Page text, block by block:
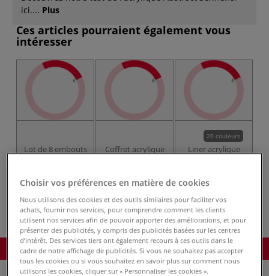
ici.... Plus
Ces articles pourraient également vous
intéresser
Lot de 8 embouts
Abstract de
Coffret acrylique
Abstract de
20 couleurs
Liner acrylique
Abstract de
Commander le produit
Choisir vos préférences en matière de cookies
Nous utilisons des cookies et des outils similaires pour faciliter vos
achats, fournir nos services, pour comprendre comment les clients
utilisent nos services afin de pouvoir apporter des améliorations, et pour
présenter des publicités, y compris des publicités basées sur les centres
d’intérêt. Des services tiers ont également recours à ces outils dans le
cadre de notre affichage de publicités. Si vous ne souhaitez pas accepter
tous les cookies ou si vous souhaitez en savoir plus sur comment nous
utilisons les cookies, cliquer sur « Personnaliser les cookies ».